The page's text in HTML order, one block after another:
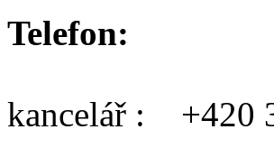
Telefon:
kancelář : +420